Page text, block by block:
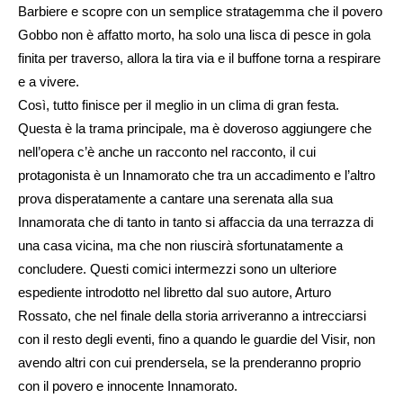
Barbiere e scopre con un semplice stratagemma che il povero
Gobbo non è affatto morto, ha solo una lisca di pesce in gola
finita per traverso, allora la tira via e il buffone torna a respirare
e a vivere.
Così, tutto finisce per il meglio in un clima di gran festa.
Questa è la trama principale, ma è doveroso aggiungere che
nell’opera c’è anche un racconto nel racconto, il cui
protagonista è un Innamorato che tra un accadimento e l’altro
prova disperatamente a cantare una serenata alla sua
Innamorata che di tanto in tanto si affaccia da una terrazza di
una casa vicina, ma che non riuscirà sfortunatamente a
concludere. Questi comici intermezzi sono un ulteriore
espediente introdotto nel libretto dal suo autore, Arturo
Rossato, che nel finale della storia arriveranno a intrecciarsi
con il resto degli eventi, fino a quando le guardie del Visir, non
avendo altri con cui prendersela, se la prenderanno proprio
con il povero e innocente Innamorato.